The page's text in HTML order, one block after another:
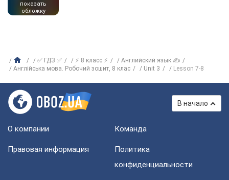
показать
обложку
✅ ГДЗ ✅ ⚡ 8 класс ⚡
Английский язык ✍
Англійська мова. Робочий зошит, 8 клас
Unit 3 Lesson 7-8
В начало
О компании Команда
Правовая информация
Политика
конфиденциальности